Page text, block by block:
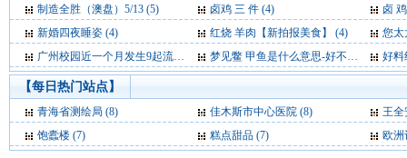
制造全胜（澳盘）5/13 (5) 卤鸡 三 件 (4)
卤
新婚四夜睡姿 (4)
红烧 羊肉【新拍报美食】 (4)
您太太
广州校园近一个月发生9起流感聚集性病例 (4)
梦见鳖 甲鱼是什么意思-好不好-代表什么-周公解梦 (4) 好料
【每日热门站点】
青海省测绘局 (8) 佳木斯市中心医院 (8)
王全
饱蠹楼 (7) 糕点甜品 (7) 欧洲